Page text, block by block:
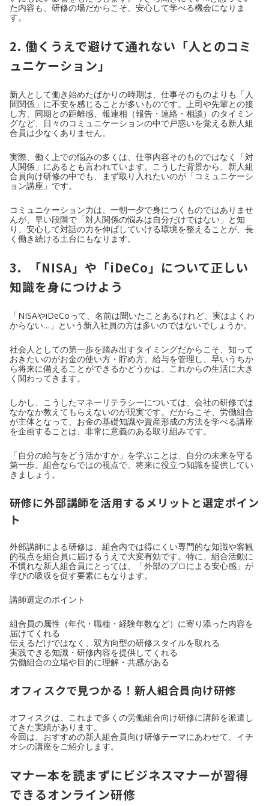
た内容も、研修の場だからこそ、安心して学べる機会になりま
す。
2. 働くうえで避けて通れない「人とのコミ
ュニケーション」
新人として働き始めたばかりの時期は、仕事そのものよりも「人
間関係」に不安を感じることが多いものです。上司や先輩との接
し方、同期との距離感、報連相（報告・連絡・相談）のタイミン
グなど、日々のコミュニケーションの中で戸惑いを覚える新人組
合員は少なくありません。
実際、働く上での悩みの多くは、仕事内容そのものではなく「対
人関係」にあるとも言われています。こうした背景から、新人組
合員向け研修の中でも、まず取り入れたいのが「コミュニケーシ
ョン講座」です。
コミュニケーション力は、一朝一夕で身につくものではありませ
んが、早い段階で「対人関係の悩みは自分だけではない」と知
り、安心して対話の力を伸ばしていける環境を整えることが、長
く働き続ける土台にもなります。
3. 「NISA」や「iDeCo」について正しい
知識を身につけよう
「NISAやiDeCoって、名前は聞いたことあるけれど、実はよくわ
からない…」という新入社員の方は多いのではないでしょうか。
社会人としての第一歩を踏み出すタイミングだからこそ、知って
おきたいのがお金の使い方・貯め方。給与を管理し、早いうちか
ら将来に備えることができるかどうかは、これからの生活に大き
く関わってきます。
しかし、こうしたマネーリテラシーについては、会社の研修では
なかなか教えてもらえないのが現実です。だからこそ、労働組合
が主体となって、お金の基礎知識や資産形成の方法を学べる講座
を企画することは、非常に意義のある取り組みです。
「自分の給与をどう活かすか」を学ぶことは、自分の未来を守る
第一歩。組合ならではの視点で、将来に役立つ知識を提供してい
きましょう。
研修に外部講師を活用するメリットと選定ポイン
ト
外部講師による研修は、組合内では得にくい専門的な知識や客観
的視点を組合員に届けるうえで大変有効です。特に、組合活動に
不慣れな新人組合員にとっては、「外部のプロによる安心感」が
学びの吸収を促す要素にもなります。
講師選定のポイント
組合員の属性（年代・職種・経験年数など）に寄り添った内容を
届けてくれる
伝えるだけではなく、双方向型の研修スタイルを取れる
実践できる知識・研修内容を提供してくれる
労働組合の立場や目的に理解・共感がある
オフィスクで見つかる！新人組合員向け研修
オフィスクは、これまで多くの労働組合向け研修に講師を派遣し
てきた実績があります。
今回は、おすすめの新人組合員向け研修テーマにあわせて、イチ
オシの講座をご紹介します。
マナー本を読まずにビジネスマナーが習得
できるオンライン研修